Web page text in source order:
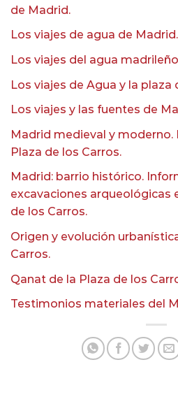
de Madrid.
Los viajes de agua de Madrid.
Los viajes del agua
Los viajes de Agua y la plaza
Los viajes y las fuentes de
Madrid medieval y moderno.
Plaza de los Carros.
Madrid: barrio histórico.
excavaciones arqueológicas
de los Carros.
Origen y evolución
Carros.
Qanat de la Plaza de los
Testimonios materiales del